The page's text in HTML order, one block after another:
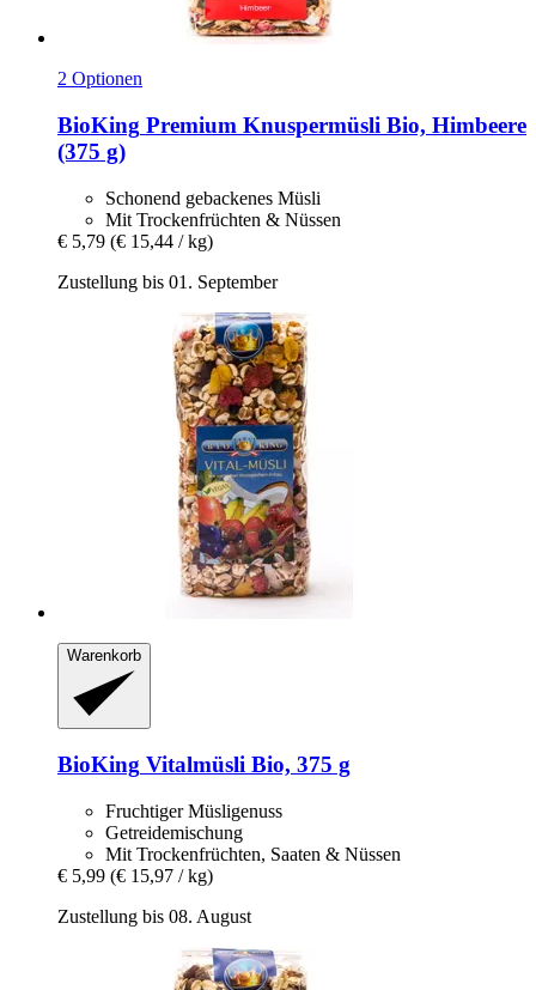
2 Optionen
BioKing Premium Knuspermüsli Bio, Himbeere
(375 g)
Schonend gebackenes Müsli
Mit Trockenfrüchten & Nüssen
€ 5,79 (€ 15,44 / kg)
Zustellung bis 01. September
Warenkorb
BioKing Vitalmüsli Bio, 375 g
Fruchtiger Müsligenuss
Getreidemischung
Mit Trockenfrüchten, Saaten & Nüssen
€ 5,99 (€ 15,97 / kg)
Zustellung bis 08. August